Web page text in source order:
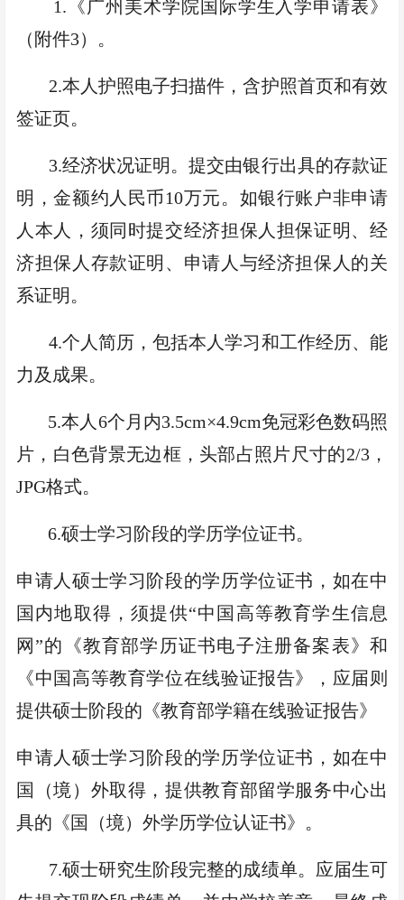
1. 《广州美术学院国际学生入学申请表》
（附件3） 。
2.本人护照电子扫描件 ，含护照首页和有效
签证页。
3.经济状况证明。提交由银行出具的存款证
明，金额约人民币10万元。如银行账户非申请
人本人，须同时提交经济担保人担保证明、经
济担保人存款证明、申请人 与经济担保人的关
系证明。
4.个人简历，包括本人学习和工作经历、能
力及成果。
5.本人 6个月内3.5cm×4.9cm免冠彩色数码照
片 ， 白色背景无边框，头部占照片尺寸的2/3，
JPG格式。
6.硕士学习阶段的学历学位证书。
申请人硕士学习阶段的学历学位证书，如在中
国内地取得，须提供“中国高等教育学生信息
网”的《教育部学历证书电子注册备案表》和
《中国高等教育学位在线验证报告》，应届则
提供硕士阶段的《教育部学籍在线验证报告》
申请人硕士学习阶段的学历学位证书，如在中
国
（境）外取得，提供教育部留学服务中心出
具的《国（境）外学历学位认证书》。
7.硕士研究生阶段完整的成绩单。应届生可